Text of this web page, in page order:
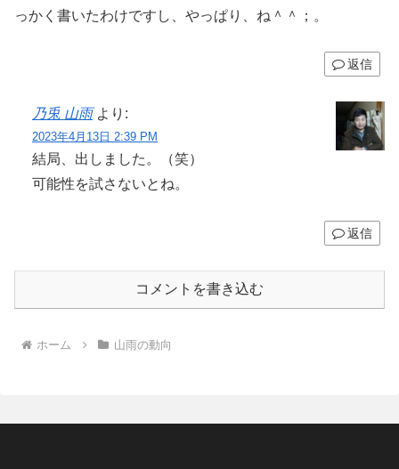
っかく書いたわけですし、やっぱり、ね＾＾；。
返信
乃兎 山雨 より:
2023年4月13日 2:39 PM
結局、出しました。（笑）
可能性を試さないとね。
返信
コメントを書き込む
ホーム 山雨の動向